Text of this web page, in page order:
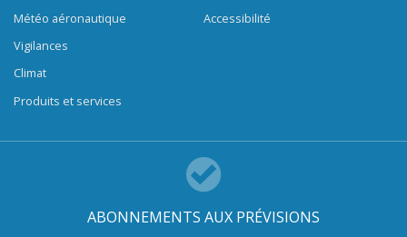
Météo aéronautique
Vigilances
Climat
Produits et services
Accessibilité
ABONNEMENTS AUX PRÉVISIONS